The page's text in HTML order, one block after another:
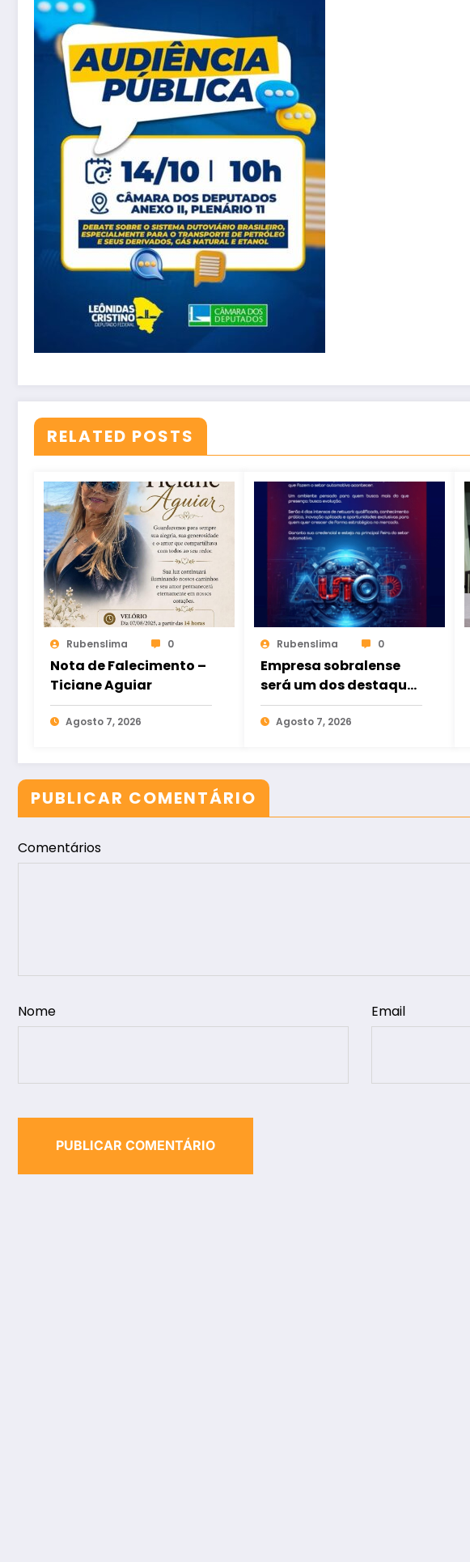
RELATED POSTS
Rubenslima 0
Nota de Falecimento –
Ticiane Aguiar
Agosto 7, 2026
Rubenslima 0
Empresa sobralense
será um dos destaques
da Autop 2026, maior
feira do setor
Nordeste
Agosto 7, 2026
PUBLICAR COMENTÁRIO
Comentários
Nome Email